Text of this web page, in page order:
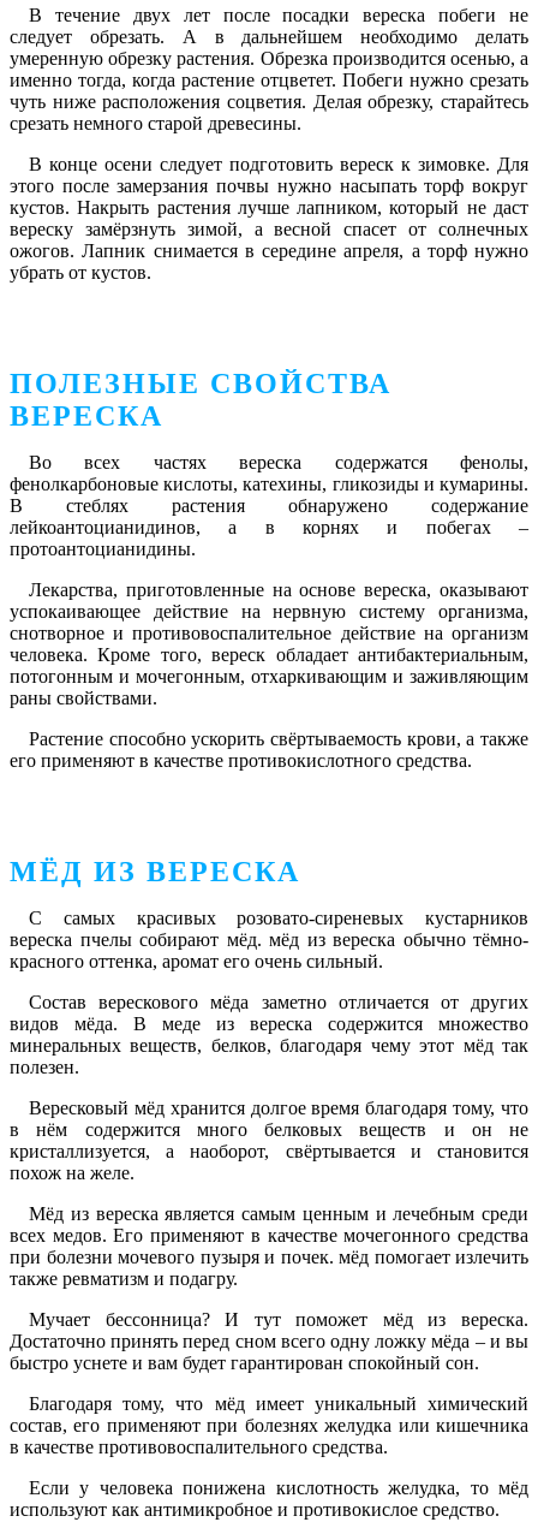
В течение двух лет после посадки вереска побеги не
следует обрезать. А в дальнейшем необходимо делать
умеренную обрезку растения. Обрезка производится осенью, а
именно тогда, когда растение отцветет. Побеги нужно срезать
чуть ниже расположения соцветия. Делая обрезку, старайтесь
срезать немного старой древесины.
В конце осени следует подготовить вереск к зимовке. Для
этого после замерзания почвы нужно насыпать торф вокруг
кустов. Накрыть растения лучше лапником, который не даст
вереску замёрзнуть зимой, а весной спасет от солнечных
ожогов. Лапник снимается в середине апреля, а торф нужно
убрать от кустов.
ПОЛЕЗНЫЕ СВОЙСТВА
ВЕРЕСКА
Во всех частях вереска содержатся фенолы,
фенолкарбоновые кислоты, катехины, гликозиды и кумарины.
В стеблях растения обнаружено содержание
лейкоантоцианидинов, а в корнях и побегах –
протоантоцианидины.
Лекарства, приготовленные на основе вереска, оказывают
успокаивающее действие на нервную систему организма,
снотворное и противовоспалительное действие на организм
человека. Кроме того, вереск обладает антибактериальным,
потогонным и мочегонным, отхаркивающим и заживляющим
раны свойствами.
Растение способно ускорить свёртываемость крови, а также
его применяют в качестве противокислотного средства.
МЁД ИЗ ВЕРЕСКА
С самых красивых розовато-сиреневых кустарников
вереска пчелы собирают мёд. мёд из вереска обычно тёмно-
красного оттенка, аромат его очень сильный.
Состав верескового мёда заметно отличается от других
видов мёда. В меде из вереска содержится множество
минеральных веществ, белков, благодаря чему этот мёд так
полезен.
Вересковый мёд хранится долгое время благодаря тому, что
в нём содержится много белковых веществ и он не
кристаллизуется, а наоборот, свёртывается и становится
похож на желе.
Мёд из вереска является самым ценным и лечебным среди
всех медов. Его применяют в качестве мочегонного средства
при болезни мочевого пузыря и почек. мёд помогает излечить
также ревматизм и подагру.
Мучает бессонница? И тут поможет мёд из вереска.
Достаточно принять перед сном всего одну ложку мёда – и вы
быстро уснете и вам будет гарантирован спокойный сон.
Благодаря тому, что мёд имеет уникальный химический
состав, его применяют при болезнях желудка или кишечника
в качестве противовоспалительного средства.
Если у человека понижена кислотность желудка, то мёд
используют как антимикробное и противокислое средство.